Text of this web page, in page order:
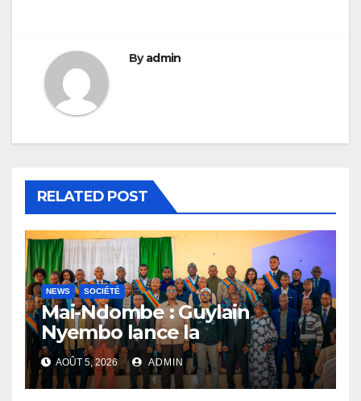
Byadmin
RELATED POST
NEWS SOCIÉTÉ
Mai-Ndombe : Guylain
Nyembo lance la
sensibilisation au deuxième
recensement général à
Inongo
AOÛT 5, 2026 ADMIN